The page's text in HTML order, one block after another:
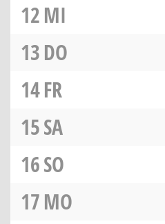
12MI
13DO
14FR
15SA
16SO
17MO